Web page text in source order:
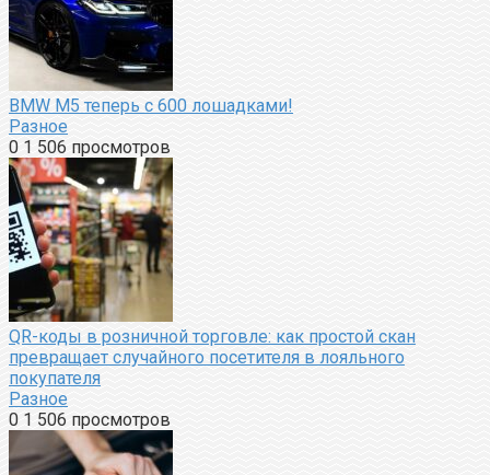
BMW M5 теперь с 600 лошадками!
Разное
0 1 506 просмотров
QR-коды в розничной торговле: как простой скан
превращает случайного посетителя в лояльного
покупателя
Разное
0 1 506 просмотров